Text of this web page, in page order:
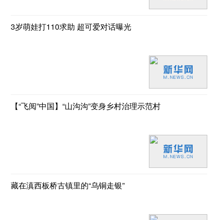
3岁萌娃打110求助 超可爱对话曝光
【“飞阅”中国】“山沟沟”变身乡村治理示范村
藏在滇西板桥古镇里的“乌铜走银”